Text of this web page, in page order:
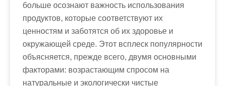
больше осознают важность использования
продуктов, которые соответствуют их
ценностям и заботятся об их здоровье и
окружающей среде. Этот всплеск популярности
объясняется, прежде всего, двумя основными
факторами: возрастающим спросом на
натуральные и экологически чистые